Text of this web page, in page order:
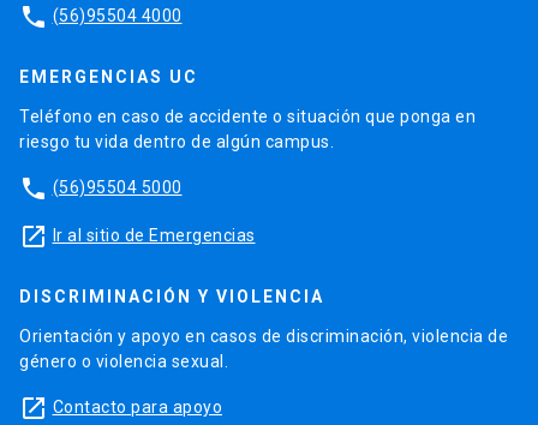
phone (56)95504 4000
EMERGENCIAS UC
Teléfono en caso de accidente o situación que ponga en
riesgo tu vida dentro de algún campus.
phone (56)95504 5000
launch Ir al sitio de Emergencias
DISCRIMINACIÓN Y VIOLENCIA
Orientación y apoyo en casos de discriminación, violencia de
género o violencia sexual.
launch Contacto para apoyo